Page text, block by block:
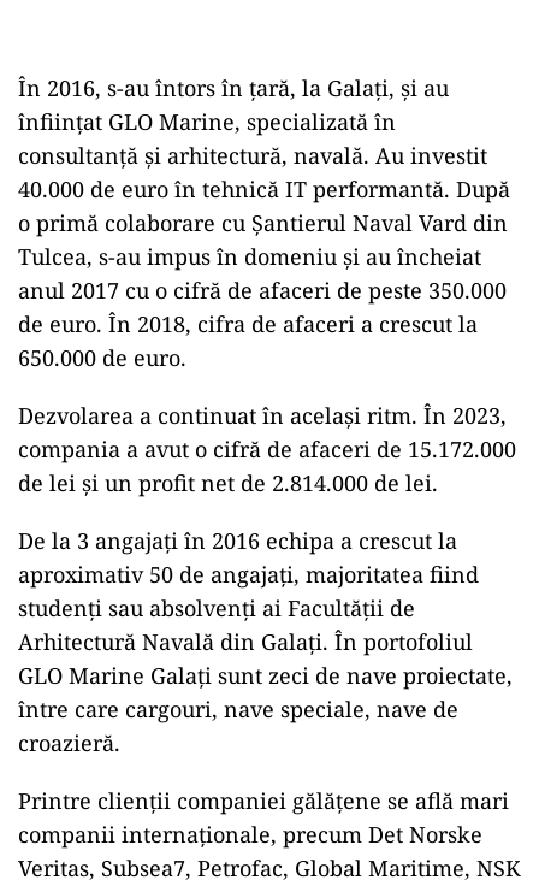
În 2016, s-au întors în țară, la Galați, și au
înființat GLO Marine, specializată în
consultanță și arhitectură, navală. Au investit
40.000 de euro în tehnică IT performantă. După
o primă colaborare cu Șantierul Naval Vard din
Tulcea, s-au impus în domeniu și au încheiat
anul 2017 cu o cifră de afaceri de peste 350.000
de euro. În 2018, cifra de afaceri a crescut la
650.000 de euro.
Dezvolarea a continuat în același ritm. În 2023,
compania a avut o cifră de afaceri de 15.172.000
de lei și un profit net de 2.814.000 de lei.
De la 3 angajați în 2016 echipa a crescut la
aproximativ 50 de angajați, majoritatea fiind
studenți sau absolvenți ai Facultății de
Arhitectură Navală din Galați. În portofoliul
GLO Marine Galați sunt zeci de nave proiectate,
între care cargouri, nave speciale, nave de
croazieră.
Printre clienții companiei gălățene se află mari
companii internaționale, precum Det Norske
Veritas, Subsea7, Petrofac, Global Maritime, NSK